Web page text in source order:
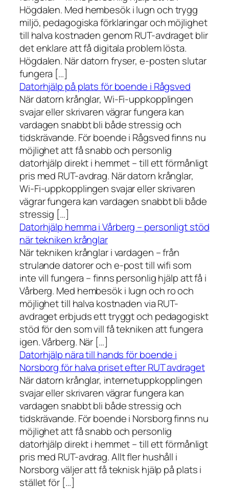
Högdalen. Med hembesök i lugn och trygg
miljö, pedagogiska förklaringar och möjlighet
till halva kostnaden genom RUT-avdraget blir
det enklare att få digitala problem lösta.
Högdalen. När datorn fryser, e-posten slutar
fungera […]
Datorhjälp på plats för boende i Rågsved
När datorn krånglar, Wi-Fi-uppkopplingen
svajar eller skrivaren vägrar fungera kan
vardagen snabbt bli både stressig och
tidskrävande. För boende i Rågsved finns nu
möjlighet att få snabb och personlig
datorhjälp direkt i hemmet – till ett förmånligt
pris med RUT-avdrag. När datorn krånglar,
Wi-Fi-uppkopplingen svajar eller skrivaren
vägrar fungera kan vardagen snabbt bli både
stressig […]
Datorhjälp hemma i Vårberg – personligt stöd
när tekniken krånglar
När tekniken krånglar i vardagen – från
strulande datorer och e-post till wifi som
inte vill fungera – finns personlig hjälp att få i
Vårberg. Med hembesök i lugn och ro och
möjlighet till halva kostnaden via RUT-
avdraget erbjuds ett tryggt och pedagogiskt
stöd för den som vill få tekniken att fungera
igen. Vårberg. När […]
Datorhjälp nära till hands för boende i
Norsborg för halva priset efter RUT avdraget
När datorn krånglar, internetuppkopplingen
svajar eller skrivaren vägrar fungera kan
vardagen snabbt bli både stressig och
tidskrävande. För boende i Norsborg finns nu
möjlighet att få snabb och personlig
datorhjälp direkt i hemmet – till ett förmånligt
pris med RUT-avdrag. Allt fler hushåll i
Norsborg väljer att få teknisk hjälp på plats i
stället för […]